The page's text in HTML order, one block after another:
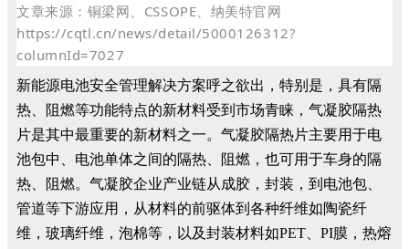
文章来源：铜梁网、 CSSOPE、纳美特官网
https://cqtl.cn/news/detail/5000126312?
columnId=7027
新能源电池安全管理解决方案呼之欲出，特别是，具有隔
热、阻燃等功能特点的新材料受到市场青睐，气凝胶隔热
片是其中最重要的新材料之一。气凝胶隔热片主要用于电
池包中、电池单体之间的隔热、阻燃，也可用于车身的隔
热、阻燃。气凝胶企业产业链从成胶，封装，到电池包、
管道等下游应用，从材料的前驱体到各种纤维如陶瓷纤
维，玻璃纤维，泡棉等，以及封装材料如PET、PI膜，热熔